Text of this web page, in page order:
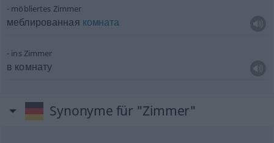
möbliertes Zimmer
меблированная комната
ins Zimmer
в комнату
Synonyme für "Zimmer"